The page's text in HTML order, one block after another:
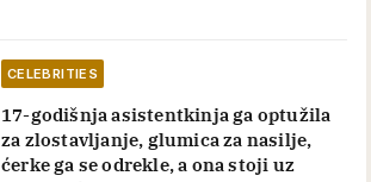
CELEBRITIES
17-godišnja asistentkinja ga optužila
za zlostavljanje, glumica za nasilje,
ćerke ga se odrekle, a ona stoji uz